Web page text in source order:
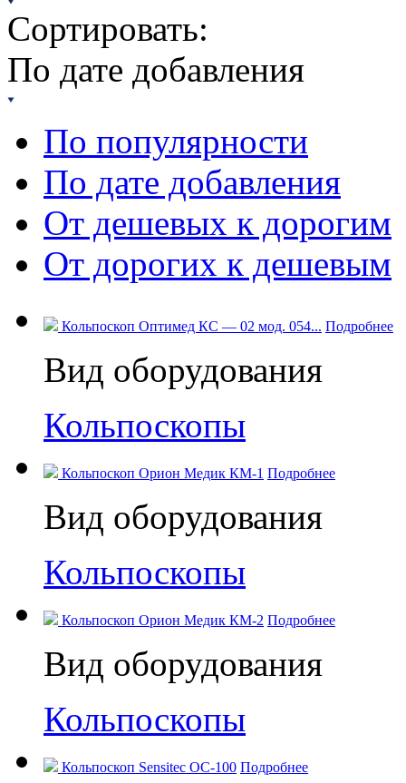
Сортировать:
По дате добавления
По популярности
По дате добавления
От дешевых к дорогим
От дорогих к дешевым
Кольпоскоп Оптимед КС — 02 мод. 054... Подробнее
Вид оборудования
Кольпоскопы
Кольпоскоп Орион Медик КМ-1 Подробнее
Вид оборудования
Кольпоскопы
Кольпоскоп Орион Медик КМ-2 Подробнее
Вид оборудования
Кольпоскопы
Кольпоскоп Sensitec OC-100 Подробнее